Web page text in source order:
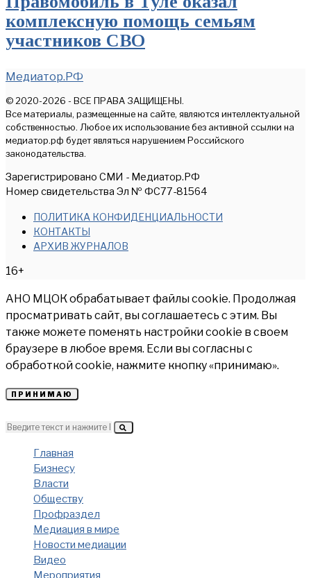
комплексную помощь семьям
участников СВО
Медиатор.РФ
© 2020-2026 - ВСЕ ПРАВА ЗАЩИЩЕНЫ.
Все материалы, размещенные на сайте, являются интеллектуальной
собственностью. Любое их использование без активной ссылки на
медиатор.рф будет являться нарушением Российского
законодательства.
Зарегистрировано СМИ - Медиатор.РФ
Номер свидетельства Эл № ФС77-81564
ПОЛИТИКА КОНФИДЕНЦИАЛЬНОСТИ
КОНТАКТЫ
АРХИВ ЖУРНАЛОВ
16+
АНО МЦОК обрабатывает файлы cookie. Продолжая
просматривать сайт, вы соглашаетесь с этим. Вы
также можете поменять настройки cookie в своем
браузере в любое время. Если вы согласны с
обработкой cookie, нажмите кнопку «принимаю».
ПРИНИМАЮ
Главная
Бизнесу
Власти
Обществу
Профраздел
Медиация в мире
Новости медиации
Видео
Мероприятия